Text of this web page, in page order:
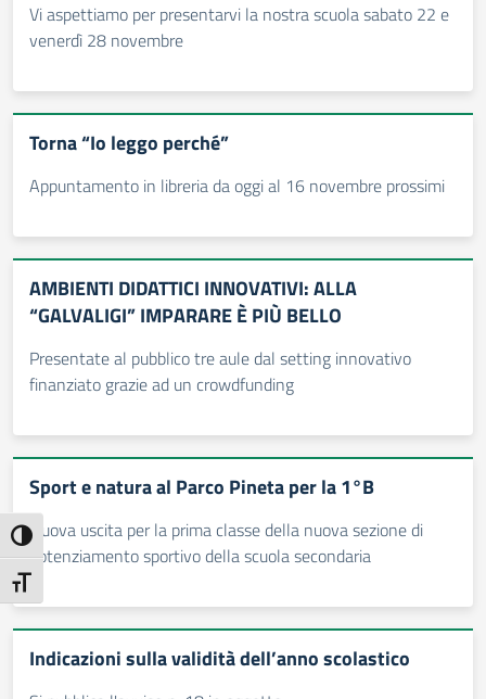
Attiva/disattiva alto contrasto
Attiva/disattiva dimensione testo
Vi aspettiamo per presentarvi la nostra scuola sabato 22 e
venerdì 28 novembre
Torna “Io leggo perché”
Appuntamento in libreria da oggi al 16 novembre prossimi
AMBIENTI DIDATTICI INNOVATIVI: ALLA
“GALVALIGI” IMPARARE È PIÙ BELLO
Presentate al pubblico tre aule dal setting innovativo
finanziato grazie ad un crowdfunding
Sport e natura al Parco Pineta per la 1°B
Nuova uscita per la prima classe della nuova sezione di
potenziamento sportivo della scuola secondaria
Indicazioni sulla validità dell’anno scolastico